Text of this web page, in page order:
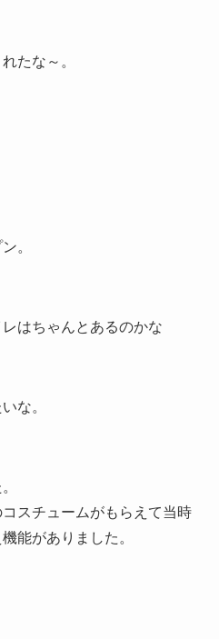
たな～。
。
はちゃんとあるのかな
な。
スチュームがもらえて当時
能がありました。